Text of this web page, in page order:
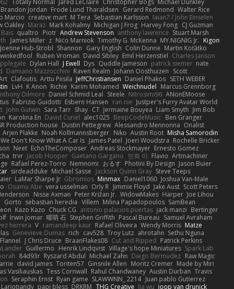
Totally Normal Jared LeClaire Christopher Bogs Michael Dunkley
Brandon Jordan Frode Lund Tharaldsen Gerard Redmond Walter Rice
Marcio creative mart M Tera Sebastian Karlsson Iaian7 / John Einselen
Oakley Maraz Mark Kohalmy Michigan J Frog Harvey Fong CJ Guzman
Bais qualtro Piotr Andrew Stevenson anthony lawrence Stuart Marsh
James Miller z Nico Marniok Timothy G. McKenna MY.NIGNIG Jr. Kigon
Joenne Hub-Strobl Shannon Gary English Colin Dunne Martin Koťátko
Ruben Vroman David Sibley Emil Herzenstiel Charles Janson
Dylan Hall J Ewell Dys Quddle Jameson patrick siemer nate
Damiano Mazzocchini Raven Realm Johann Oosthuizen Scott
Clafoutis Arttu Piisila JeffChristiansen Daniel Phakos SETH WEBER
LvH K Anon Richie Karim Mohamed Weichnudel Marcus Grennborg
Dilmore Daniel Schmid Leal Steele Nitrosimi96 ANonEMoose
Fabrizio Guidotti Esbern Hansen ran nie Justper's Furry Avatar World
John Gutwin Sara Tarr Shay CT Jermaine Bouyea Liam Smyth Jim Bob
Karolina En David Curiel alec1025 BeepCodeMusic Ben Granger
Production house Dustin Pettegrew Alessandro Mennonna Onalist
Arjen Plakke Noah Kollmannsberger Niko Austin Root Misha Samorodin
We Don't Know What A Car Is James Patel Joeri Woudstra Rochelle Bricker
Neet EchoTheComposer Andreas Stockmayer Ernesto Gomez
trvr Jacob Hooper Gaetano Gargano 민희 이 Flavio Artmachiner
Rafael Perez-Torro Nemnomi おるす Photini By Design Jason Buier
sirdeadduke Michael Sasse Jackson Quinn Gray Steve Teeps
LaMar Sharpe Jr Gbromios Minmax Daniel1060 Joshua Van-Male
Osamu Abe vera usselman Orly R Jimmie Floyd Jake Aust Scott Peters
Nisse Axman Peter Križan Jr. WidowMakes Harper Joe Lihou
Gorto sebastian heredia Villem Milina Papadopoulos SamBean
Kazo Kazo Chuck CG antonio palacios puertas jack manzi Bertinger
Irwin Jomar 曜萌 石 Stephen Griffith Pascal Bureau Samuel Avraham
herrera V ramandeep kaur Rafael Oliveira Wendy Morris Matze
Genevieve Dumas rich cav528 Troy Lutz ahrotahn Sethu Nguna
J Chris Druce BraanFlakes08 Cut and Ripped Patrick Perkins
Guillermo Henrik Lindqvist Village's hope Miniatures Spark Lab
84d93r Ryszard Abdul Michael Zahn Diego Bermudez Raw Magic
david james Toriten57 Ginsnile Allen Moritz Cremer Made by Miri
Vasiliauskas Tess Cornwall Rahul Chandwaney Austin Durban Travis
Seraphin Ernst Ryan game SLAWWNN_ 2214 Juan pablo Gutierrez
Lariotjandy papi bless DRKRM THG Creative lia wu joop van drunick